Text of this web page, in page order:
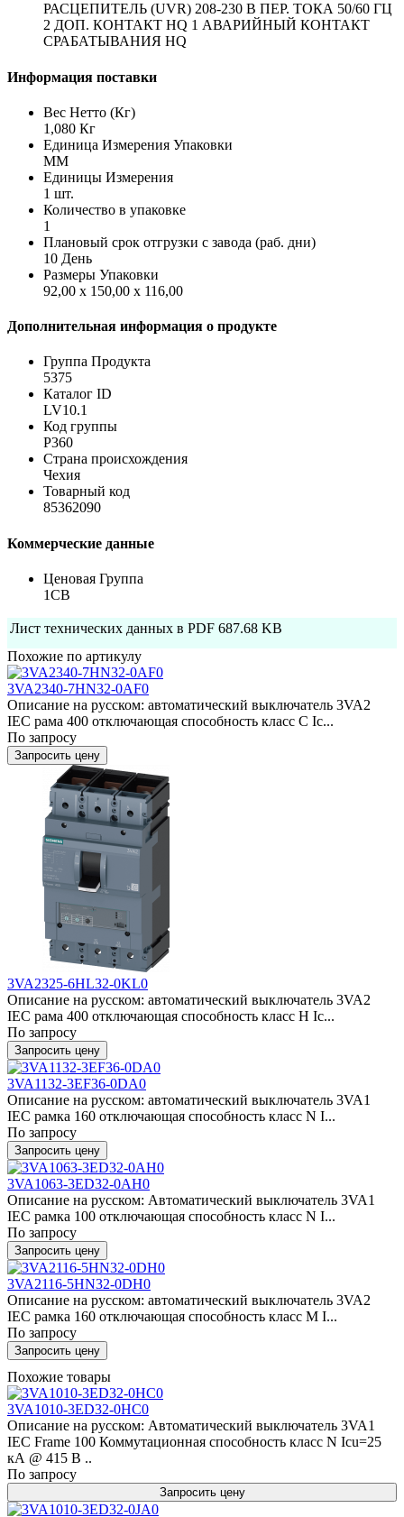
РАСЦЕПИТЕЛЬ (UVR) 208-230 В ПЕР. ТОКА 50/60 ГЦ
2 ДОП. КОНТАКТ HQ 1 АВАРИЙНЫЙ КОНТАКТ
СРАБАТЫВАНИЯ HQ
Информация поставки
Вес Нетто (Кг)
1,080 Кг
Единица Измерения Упаковки
MM
Единицы Измерения
1 шт.
Количество в упаковке
1
Плановый срок отгрузки с завода (раб. дни)
10 День
Размеры Упаковки
92,00 x 150,00 x 116,00
Дополнительная информация о продукте
Группа Продукта
5375
Каталог ID
LV10.1
Код группы
P360
Страна происхождения
Чехия
Товарный код
85362090
Коммерческие данные
Ценовая Группа
1CB
Лист технических данных в PDF 687.68 KB
Похожие по артикулу
3VA2340-7HN32-0AF0
Описание на русском: автоматический выключатель 3VA2
IEC рама 400 отключающая способность класс C Ic...
По запросу
Запросить цену
3VA2325-6HL32-0KL0
Описание на русском: автоматический выключатель 3VA2
IEC рама 400 отключающая способность класс H Ic...
По запросу
Запросить цену
3VA1132-3EF36-0DA0
Описание на русском: автоматический выключатель 3VA1
IEC рамка 160 отключающая способность класс N I...
По запросу
Запросить цену
3VA1063-3ED32-0AH0
Описание на русском: Автоматический выключатель 3VA1
IEC рамка 100 отключающая способность класс N I...
По запросу
Запросить цену
3VA2116-5HN32-0DH0
Описание на русском: автоматический выключатель 3VA2
IEC рамка 160 отключающая способность класс M I...
По запросу
Запросить цену
Похожие товары
3VA1010-3ED32-0HC0
Описание на русском: Автоматический выключатель 3VA1
IEC Frame 100 Коммутационная способность класс N Icu=25
кА @ 415 В ..
По запросу
Запросить цену